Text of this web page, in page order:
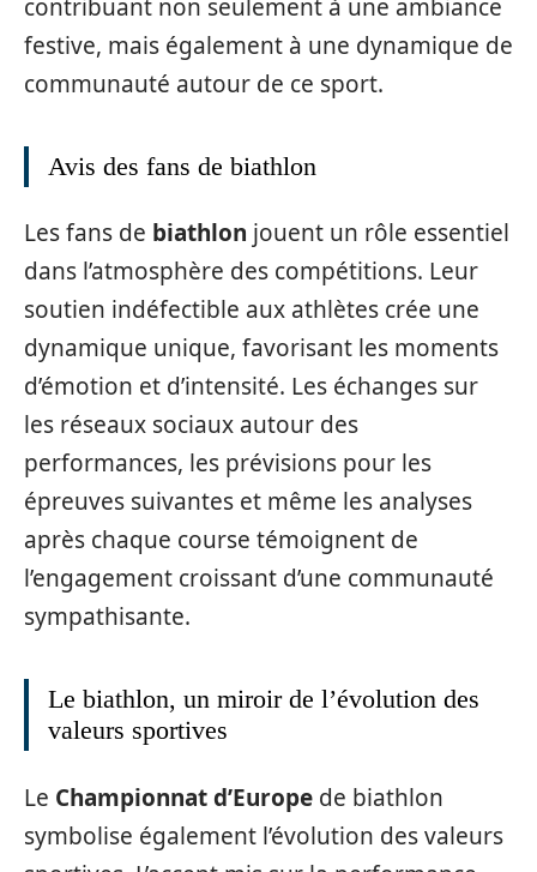
contribuant non seulement à une ambiance
festive, mais également à une dynamique de
communauté autour de ce sport.
Avis des fans de biathlon
Les fans de biathlon jouent un rôle essentiel
dans l’atmosphère des compétitions. Leur
soutien indéfectible aux athlètes crée une
dynamique unique, favorisant les moments
d’émotion et d’intensité. Les échanges sur
les réseaux sociaux autour des
performances, les prévisions pour les
épreuves suivantes et même les analyses
après chaque course témoignent de
l’engagement croissant d’une communauté
sympathisante.
Le biathlon, un miroir de l’évolution des
valeurs sportives
Le Championnat d’Europe de biathlon
symbolise également l’évolution des valeurs